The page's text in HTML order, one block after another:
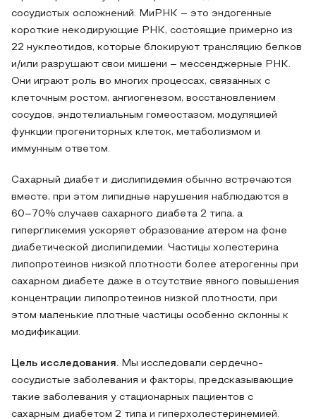
сосудистых осложнений. МиРНК – это эндогенные
короткие некодирующие РНК, состоящие примерно из
22 нуклеотидов, которые блокируют трансляцию белков
и/или разрушают свои мишени – мессенджерные РНК.
Они играют роль во многих процессах, связанных с
клеточным ростом, ангиогенезом, восстановлением
сосудов, эндотелиальным гомеостазом, модуляцией
функции прогениторных клеток, метаболизмом и
иммунным ответом.
Сахарный диабет и дислипидемия обычно встречаются
вместе, при этом липидные нарушения наблюдаются в
60–70% случаев сахарного диабета 2 типа, а
гипергликемия ускоряет образование атером на фоне
диабетической дислипидемии. Частицы холестерина
липопротеинов низкой плотности более атерогенны при
сахарном диабете даже в отсутствие явного повышения
концентрации липопротеинов низкой плотности, при
этом маленькие плотные частицы особенно склонны к
модификации.
Цель исследования. Мы исследовали сердечно-
сосудистые заболевания и факторы, предсказывающие
такие заболевания у стационарных пациентов с
сахарным диабетом 2 типа и гиперхолестеринемией.